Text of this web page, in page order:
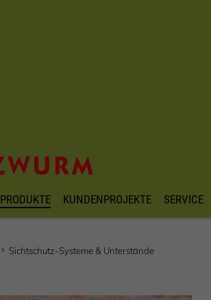
PRODUKTE KUNDENPROJEKTE SERVICE
Sichtschutz-Systeme & Unterstände